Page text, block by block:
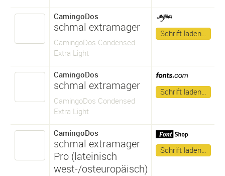
CamingoDos
schmal extramager
CamingoDos Condensed
Extra Light
Schrift laden…
CamingoDos
schmal extramager
CamingoDos Condensed
Extra Light
Schrift laden…
CamingoDos
schmal extramager
Pro (lateinisch
west-/osteuropäisch)
Schrift laden…